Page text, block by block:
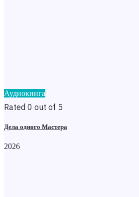
Аудиокнига
Rated 0 out of 5
Дела одного Мастера
2026